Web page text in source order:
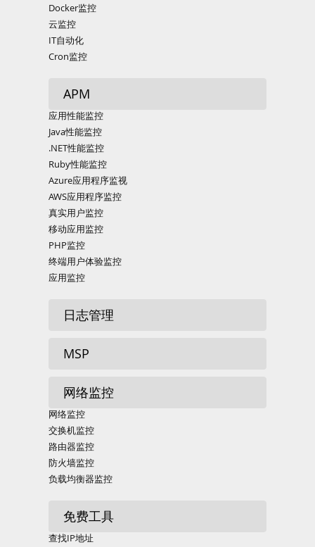
Docker监控
云监控
IT自动化
Cron监控
APM
应用性能监控
Java性能监控
.NET性能监控
Ruby性能监控
Azure应用程序监视
AWS应用程序监控
真实用户监控
移动应用监控
PHP监控
终端用户体验监控
应用监控
日志管理
MSP
网络监控
网络监控
交换机监控
路由器监控
防火墙监控
负载均衡器监控
免费工具
查找IP地址